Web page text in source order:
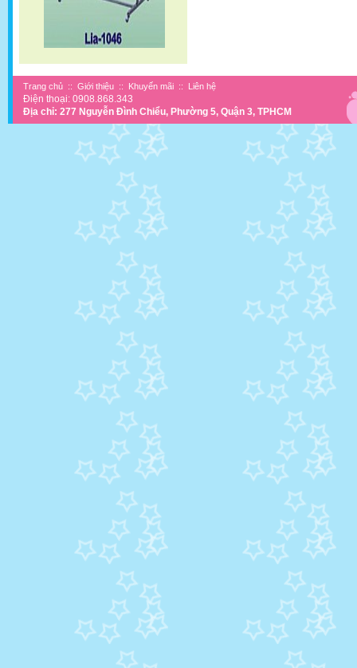
Trang chủ :: Giới thiệu :: Khuyến mãi :: Liên hệ
Điện thoại: 0908.868.343
Địa chỉ: 277 Nguyễn Đình Chiểu, Phường 5, Quận 3, TPHCM